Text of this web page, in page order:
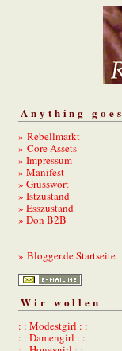
Anything goes
» Rebellmarkt
» Core Assets
» Impressum
» Manifest
» Grusswort
» Istzustand
» Esszustand
» Don B2B
» Blogger.de Startseite
Wir wollen
: : Modestgirl : :
: : Damengirl : :